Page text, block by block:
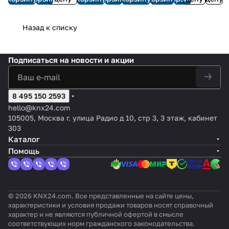
модуль
OX24
каналь
ный
уат
MI
40
v3
помеще
ния/
канало
в
кан
Sec
ure
ильное)
590
IB, 4-
м
управ
во
В~
Назад к списку
Подписаться на новости и акции
8 495 150 2593
hello@knx24.com
105005, Москва г. улица Радио д 10, стр 3, 3 этаж, кабинет
303
Каталог
Помощь
© 2026 KNX24.com. Все представленные на сайте цены,
характеристики и условия продажи товаров носят справочный
характер и не являются публичной офертой в смысле
соответствующих норм гражданского законодательства.